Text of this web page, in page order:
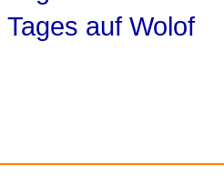
auf Wolof